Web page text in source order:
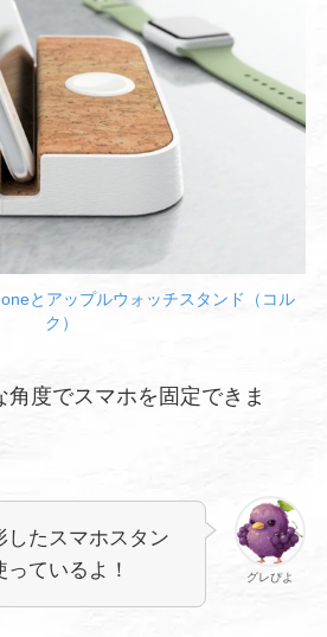
とアップルウォッチスタンド（コル
ク）
角度でスマホを固定できま
グレぴよ
したスマホスタン
っているよ！